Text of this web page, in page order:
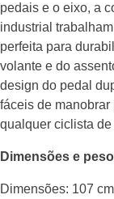
pedais e o eixo, a
industrial
perfeita para
volante e do
design do pedal
fáceis de
qualquer ciclista
Dimensões e
Dimensões: 107